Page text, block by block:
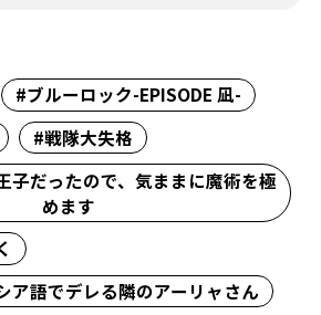
#ブルーロック-EPISODE 凪-
#戦隊大失格
子だったので、気ままに魔術を極
めます
ア語でデレる隣のアーリャさん